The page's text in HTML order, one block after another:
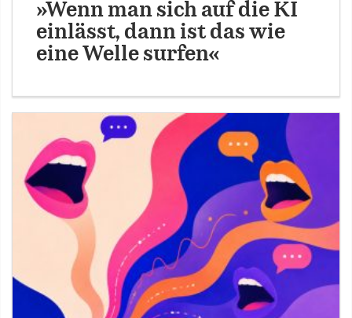
»Wenn man sich auf die KI
einlässt, dann ist das wie
eine Welle surfen«